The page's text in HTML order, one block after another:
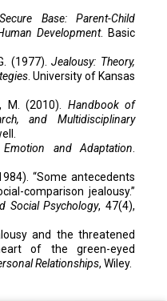
Base: Parent-Child
Development. Basic
(1977).Jealousy: Theory,
. University of Kansas
M. (2010). Handbook of
and Multidisciplinary
Emotion and Adaptation.
“Some antecedents
comparison jealousy.”
Social Psychology, 47(4),
and the threatened
of the green-eyed
Relationships, Wiley.